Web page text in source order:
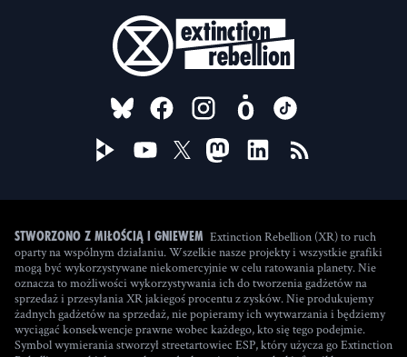
FOLLOW US ON
Stworzono z miłością i gniewem Extinction Rebellion (XR) to ruch
oparty na wspólnym działaniu. Wszelkie nasze projekty i wszystkie grafiki
mogą być wykorzystywane niekomercyjnie w celu ratowania planety. Nie
oznacza to możliwości wykorzystywania ich do tworzenia gadżetów na
sprzedaż i przesyłania XR jakiegoś procentu z zysków. Nie produkujemy
żadnych gadżetów na sprzedaż, nie popieramy ich wytwarzania i będziemy
wyciągać konsekwencje prawne wobec każdego, kto się tego podejmie.
Symbol wymierania stworzył streetartowiec ESP, który użycza go Extinction